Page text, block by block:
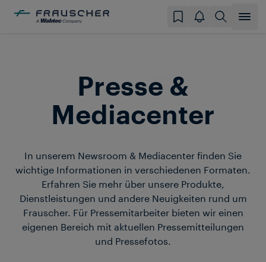
Presse &
Mediacenter
In unserem Newsroom & Mediacenter finden Sie
wichtige Informationen in verschiedenen Formaten.
Erfahren Sie mehr über unsere Produkte,
Dienstleistungen und andere Neuigkeiten rund um
Frauscher. Für Pressemitarbeiter bieten wir einen
eigenen Bereich mit aktuellen Pressemitteilungen
und Pressefotos.